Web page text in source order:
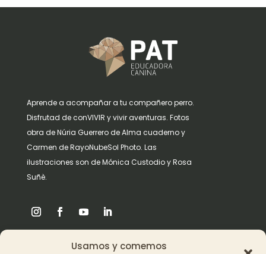
Usamos y comemos
Aprende a acompañar a tu compañero perro.
Disfrutad de conVIVIR y vivir aventuras. Fotos
obra de Núria Guerrero de Alma cuaderno y
Carmen de RayoNubeSol Photo. Las
ilustraciones son de Mónica Custodio y Rosa
Suñè.